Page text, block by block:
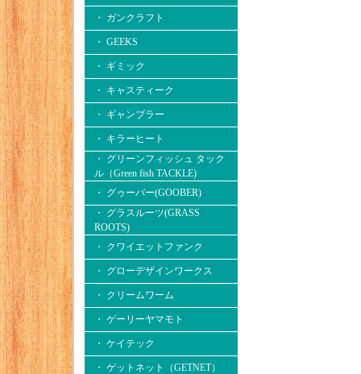
・ ガンクラフト
・ GEEKS
・ ギミック
・ キャスティーク
・ ギャンブラー
・ キラーヒート
・ グリーンフィッシュ タック
ル（Green fish TACKLE)
・ グゥーバー(GOOBER)
・ グラスルーツ(GRASS
ROOTS)
・ クワイエットファンク
・ グローデザインワークス
・ クリームワーム
・ ゲーリーヤマモト
・ ケイテック
・ ゲットネット（GETNET）